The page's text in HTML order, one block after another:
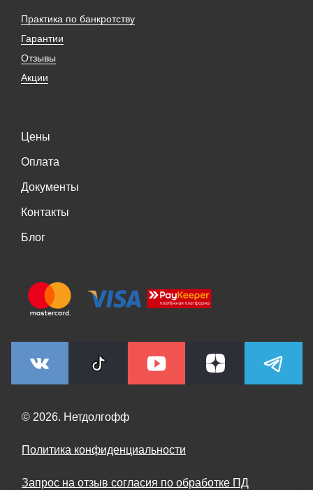
Практика по банкротству
Гарантии
Отзывы
Акции
Цены
Оплата
Документы
Контакты
Блог
© 2026. Нетдолгофф
Политика конфиденциальности
Запрос на отзыв согласия по обработке ПД